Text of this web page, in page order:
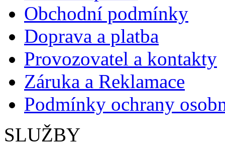
Obchodní podmínky
Doprava a platba
Provozovatel a kontakty
Záruka a Reklamace
Podmínky ochrany
SLUŽBY